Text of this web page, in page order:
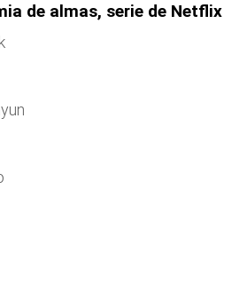
de almas, serie de Netflix